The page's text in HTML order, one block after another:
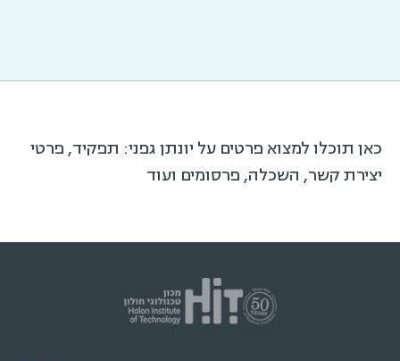
כאן תוכלו למצוא פרטים על יונתן גפני: תפקיד, פרטי
יצירת קשר, השכלה, פרסומים ועוד